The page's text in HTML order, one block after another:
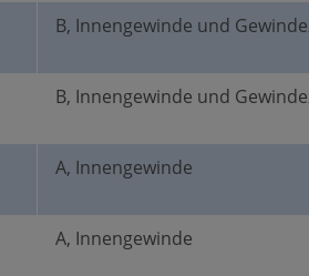
B, Innengewinde und
B, Innengewinde und
A, Innengewinde
A, Innengewinde